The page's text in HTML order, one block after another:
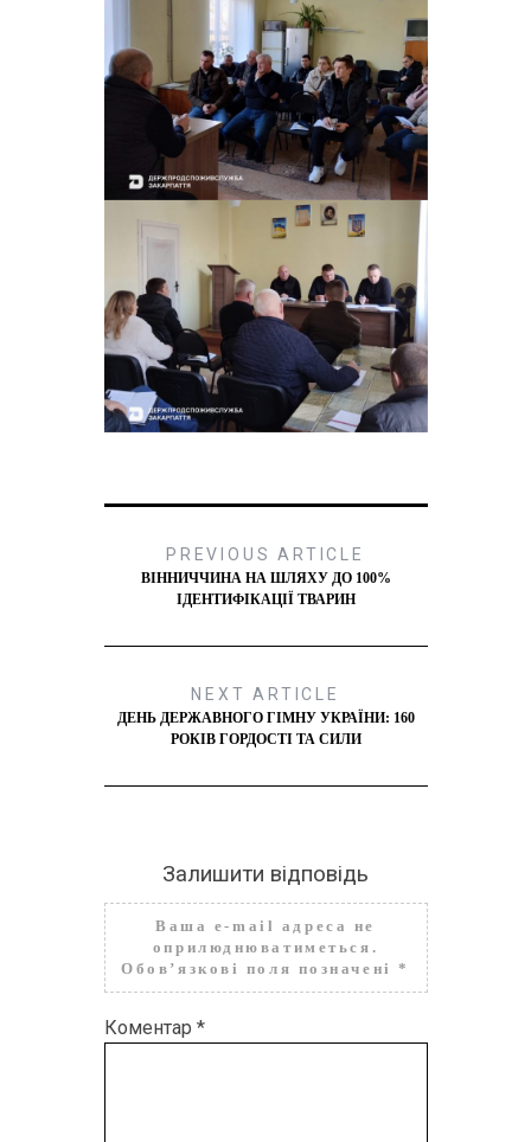
PREVIOUS ARTICLE
ВІННИЧЧИНА НА ШЛЯХУ ДО 100%
ІДЕНТИФІКАЦІЇ ТВАРИН
NEXT ARTICLE
ДЕНЬ ДЕРЖАВНОГО ГІМНУ УКРАЇНИ: 160
РОКІВ ГОРДОСТІ ТА СИЛИ
Залишити відповідь
Ваша e-mail адреса не
оприлюднюватиметься.
Обов’язкові поля позначені*
Коментар *